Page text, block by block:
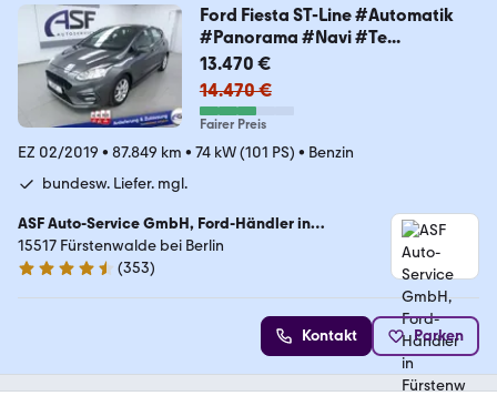
Ford Fiesta ST-Line #Automatik
#Panorama #Navi #Te...
13.470 €
14.470 €
Fairer Preis
EZ 02/2019 • 87.849 km • 74 kW (101 PS) • Benzin
bundesw. Liefer. mgl.
ASF Auto-Service GmbH, Ford-Händler in
Fürstenwalde bei Berlin
15517 Fürstenwalde bei Berlin
4.6 Sterne
(353)
Kontakt Parken